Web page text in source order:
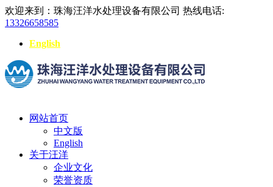
欢迎来到：珠海汪洋水处理设备有限公司 热线电话:
13326658585
English
网站首页
中文版
English
关于汪洋
企业文化
荣誉资质